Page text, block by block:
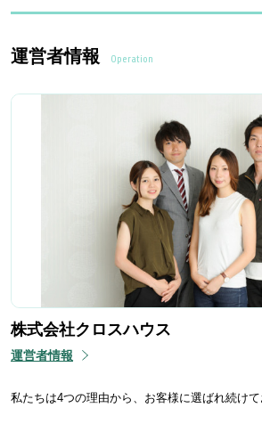
運営者情報 Operation
株式会社クロスハウス
運営者情報
私たちは4つの理由から、お客様に選ばれ続け